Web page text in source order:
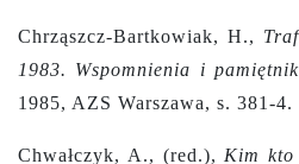
Chrząszcz-Bartkowiak, H.,
1983. Wspomnienia i
1985, AZS Warszawa, s. 381-4.
Chwałczyk, A., (red.), Kim